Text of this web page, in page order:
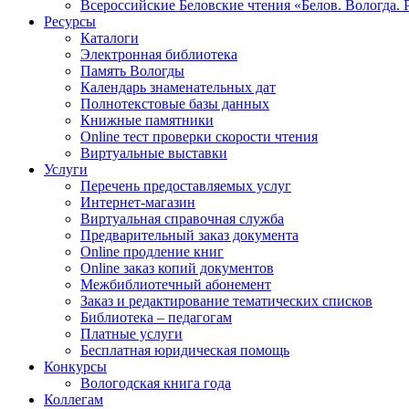
Всероссийские Беловские чтения «Белов. Вологда.
Ресурсы
Каталоги
Электронная библиотека
Память Вологды
Календарь знаменательных дат
Полнотекстовые базы данных
Книжные памятники
Online тест проверки скорости чтения
Виртуальные выставки
Услуги
Перечень предоставляемых услуг
Интернет-магазин
Виртуальная справочная служба
Предварительный заказ документа
Online продление книг
Online заказ копий документов
Межбиблиотечный абонемент
Заказ и редактирование тематических списков
Библиотека – педагогам
Платные услуги
Бесплатная юридическая помощь
Конкурсы
Вологодская книга года
Коллегам